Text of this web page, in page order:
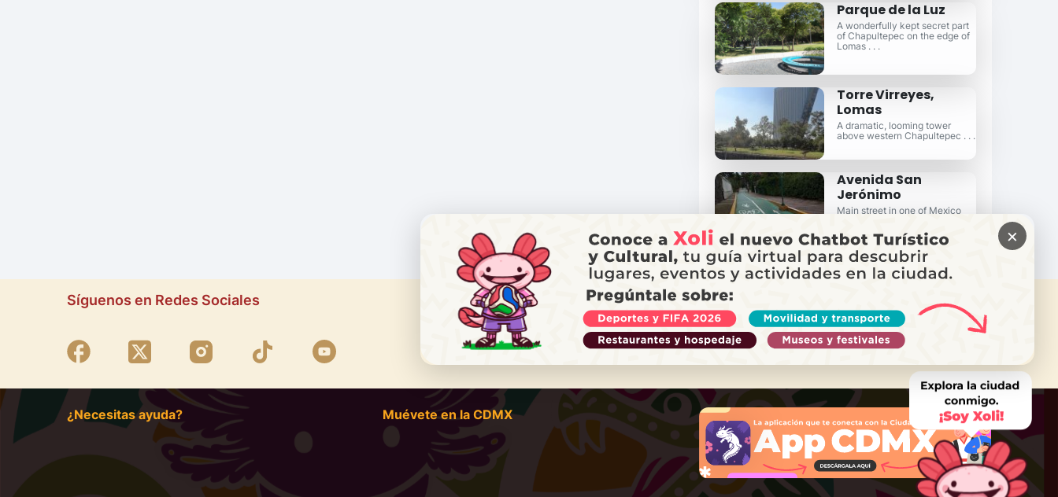
Parque de la Luz
A wonderfully kept secret part
of Chapultepec on the edge of
Lomas . . .
Torre Virreyes,
Lomas
A dramatic, looming tower
above western Chapultepec . . .
Avenida San
Jerónimo
Main street in one of Mexico
neighborhoods . . .
Síguenos en Redes Sociales
¿NECESITAS AYUDA?
Llama a Locatel
¿Necesitas ayuda? Muévete en la CDMX
×